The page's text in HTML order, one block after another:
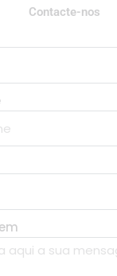
Contacte-nos